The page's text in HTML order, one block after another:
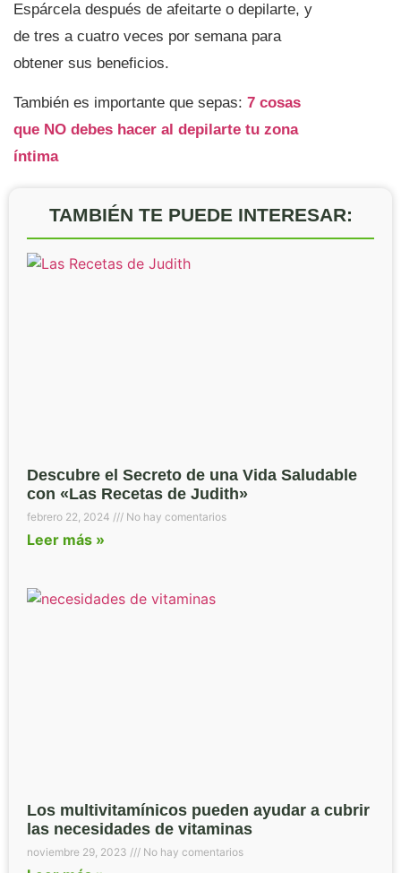
Espárcela después de afeitarte o depilarte, y
de tres a cuatro veces por semana para
obtener sus beneficios.
También es importante que sepas: 7 cosas
que NO debes hacer al depilarte tu zona
íntima
TAMBIÉN TE PUEDE INTERESAR:
Descubre el Secreto de una Vida Saludable
con «Las Recetas de Judith»
febrero 22, 2024 No hay comentarios
Leer más »
Los multivitamínicos pueden ayudar a cubrir
las necesidades de vitaminas
noviembre 29, 2023 No hay comentarios